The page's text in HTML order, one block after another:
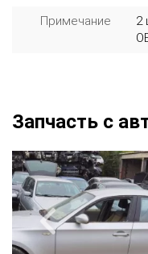
Примечание
2
Запчасть с